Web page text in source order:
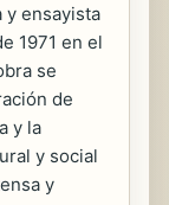
y ensayista
1971 en el
se
de
y la
y social
y